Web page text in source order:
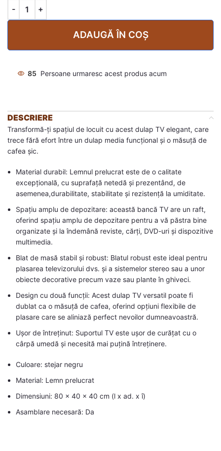
ADAUGĂ ÎN COȘ
85 Persoane urmaresc acest produs acum
DESCRIERE
Transformă-ți spațiul de locuit cu acest dulap TV elegant, care
trece fără efort între un dulap media funcțional și o măsuță de
cafea șic.
Material durabil: Lemnul prelucrat este de o calitate
excepțională, cu suprafață netedă și prezentând, de
asemenea,durabilitate, stabilitate și rezistență la umiditate.
Spațiu amplu de depozitare: această bancă TV are un raft,
oferind spațiu amplu de depozitare pentru a vă păstra bine
organizate și la îndemână reviste, cărți, DVD-uri și dispozitive
multimedia.
Blat de masă stabil și robust: Blatul robust este ideal pentru
plasarea televizorului dvs. și a sistemelor stereo sau a unor
obiecte decorative precum vaze sau plante în ghiveci.
Design cu două funcții: Acest dulap TV versatil poate fi
dublat ca o măsuță de cafea, oferind opțiuni flexibile de
plasare care se aliniază perfect nevoilor dumneavoastră.
Ușor de întreținut: Suportul TV este ușor de curățat cu o
cârpă umedă și necesită mai puțină întreținere.
Culoare: stejar negru
Material: Lemn prelucrat
Dimensiuni: 80 x 40 x 40 cm (l x ad. x î)
Asamblare necesară: Da